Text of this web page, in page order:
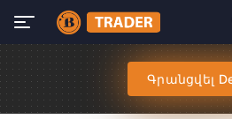
Գրանցվել